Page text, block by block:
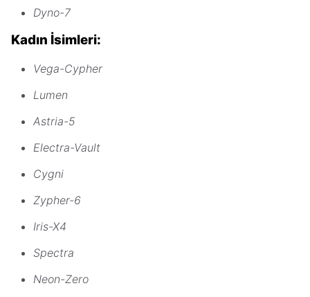
Dyno-7
Kadın İsimleri:
Vega-Cypher
Lumen
Astria-5
Electra-Vault
Cygni
Zypher-6
Iris-X4
Spectra
Neon-Zero